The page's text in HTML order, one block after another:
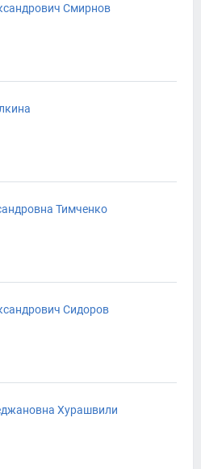
Смирнов
Тимченко
Сидоров
Хурашвили